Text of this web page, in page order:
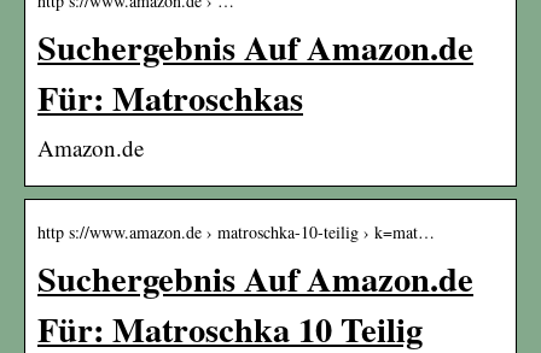
Suchergebnis Auf Amazon.de
Für: Matroschkas
Amazon.de
http s://www.amazon.de › matroschka-10-teilig › k=mat…
Suchergebnis Auf Amazon.de
Für: Matroschka 10 Teilig